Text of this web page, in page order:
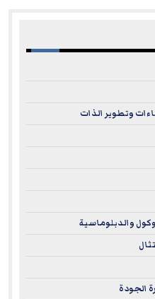
and enhances their
management.
withpractical
learning environment,
aligned with today’s
for EuroMaTech’s
internationally recognized
support career
and help achieve long-
highest
وتطوير الذات
والدبلوماسية
الجودة